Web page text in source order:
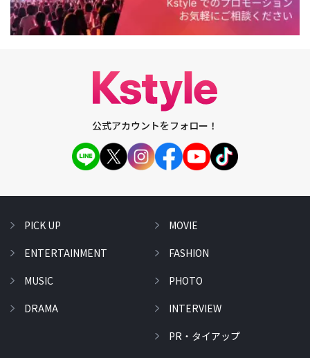
公式アカウントをフォロー！
PICK UP
ENTERTAINMENT
MUSIC
DRAMA
MOVIE
FASHION
PHOTO
INTERVIEW
PR・タイアップ